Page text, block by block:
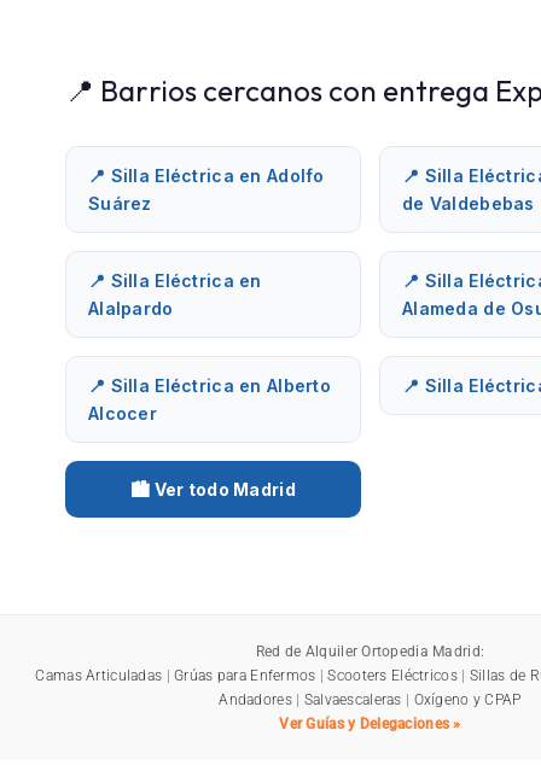
📍 Barrios cercanos con entrega
📍 Silla Eléctrica en Adolfo
Suárez
📍 Silla
de Valdebebas
📍 Silla Eléctrica en
Alalpardo
📍 Silla
Alameda de
📍 Silla Eléctrica en Alberto
Alcocer
📍 Silla
🏙️ Ver todo Madrid
Red de Alquiler Ortopedia Madrid:
Camas Articuladas |Grúas para Enfermos |Scooters Eléctricos| Sillas de
Andadores| Salvaescaleras | Oxígeno y CPAP
Ver Guías y Delegaciones »